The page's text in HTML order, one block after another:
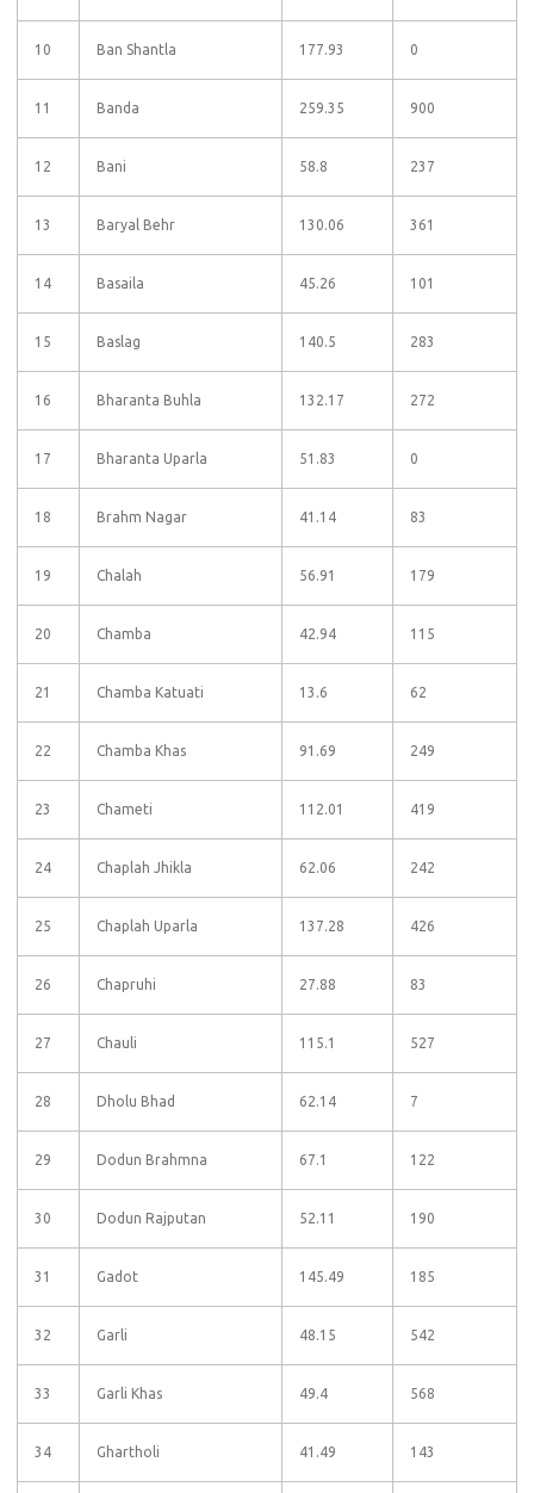
10 Ban Shantla 177.93 0
11 Banda 259.35 900
12 Bani 58.8 237
13 Baryal Behr 130.06 361
14 Basaila 45.26 101
15 Baslag 140.5 283
16 Bharanta Buhla 132.17 272
17 Bharanta Uparla 51.83 0
18 Brahm Nagar 41.14 83
19 Chalah 56.91 179
20 Chamba 42.94 115
21 Chamba Katuati 13.6 62
22 Chamba Khas 91.69 249
23 Chameti 112.01 419
24 Chaplah Jhikla 62.06 242
25 Chaplah Uparla 137.28 426
26 Chapruhi 27.88 83
27 Chauli 115.1 527
28 Dholu Bhad 62.14 7
29 Dodun Brahmna 67.1 122
30 Dodun Rajputan 52.11 190
31 Gadot 145.49 185
32 Garli 48.15 542
33 Garli Khas 49.4 568
34 Ghartholi 41.49 143